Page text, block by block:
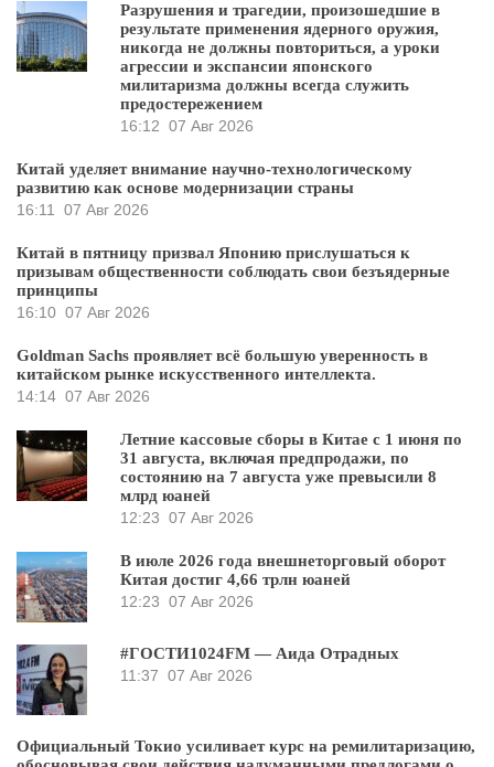
Разрушения и трагедии, произошедшие в
результате применения ядерного оружия,
никогда не должны повториться, а уроки
агрессии и экспансии японского
милитаризма должны всегда служить
предостережением
16:12 07 Авг 2026
Китай уделяет внимание научно-технологическому
развитию как основе модернизации страны
16:11 07 Авг 2026
Китай в пятницу призвал Японию прислушаться к
призывам общественности соблюдать свои безъядерные
принципы
16:10 07 Авг 2026
Goldman Sachs проявляет всё большую уверенность в
китайском рынке искусственного интеллекта.
14:14 07 Авг 2026
Летние кассовые сборы в Китае с 1 июня по
31 августа, включая предпродажи, по
состоянию на 7 августа уже превысили 8
млрд юаней
12:23 07 Авг 2026
В июле 2026 года внешнеторговый оборот
Китая достиг 4,66 трлн юаней
12:23 07 Авг 2026
#ГОСТИ1024FM — Аида Отрадных
11:37 07 Авг 2026
Официальный Токио усиливает курс на ремилитаризацию,